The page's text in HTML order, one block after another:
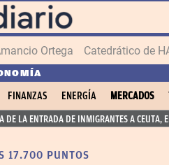
Ortega
FINANZAS ENERGÍA MERCADOS
DE LA ENTRADA DE INMIGRANTES A CEUTA,
17.700 PUNTOS